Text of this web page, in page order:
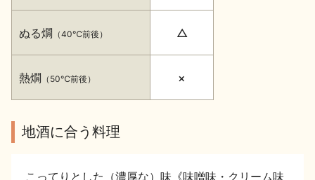
ぬる燗 （40℃前後）
熱燗 （50℃前後）
△
×
地酒に合う料理
こってりとした（濃厚な）味《味噌味・クリーム味